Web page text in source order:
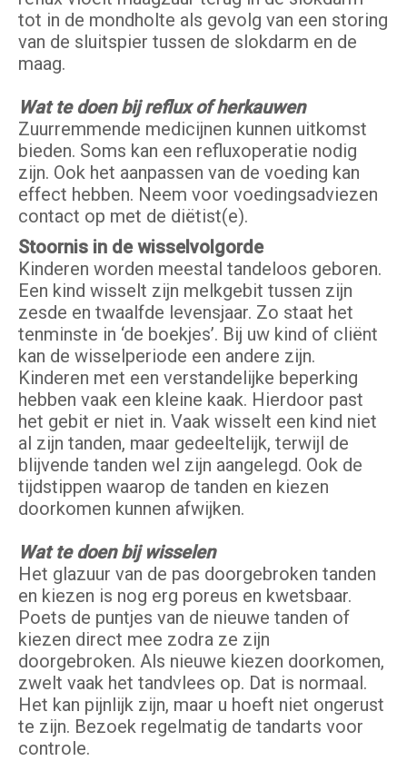
tot in de mondholte als gevolg van een storing
van de sluitspier tussen de slokdarm en de
maag.
Wat te doen bij reflux of herkauwen
Zuurremmende medicijnen kunnen uitkomst
bieden. Soms kan een refluxoperatie nodig
zijn. Ook het aanpassen van de voeding kan
effect hebben. Neem voor voedingsadviezen
contact op met de diëtist(e).
Stoornis in de wisselvolgorde
Kinderen worden meestal tandeloos geboren.
Een kind wisselt zijn melkgebit tussen zijn
zesde en twaalfde levensjaar. Zo staat het
tenminste in ‘de boekjes’. Bij uw kind of cliënt
kan de wisselperiode een andere zijn.
Kinderen met een verstandelijke beperking
hebben vaak een kleine kaak. Hierdoor past
het gebit er niet in. Vaak wisselt een kind niet
al zijn tanden, maar gedeeltelijk, terwijl de
blijvende tanden wel zijn aangelegd. Ook de
tijdstippen waarop de tanden en kiezen
doorkomen kunnen afwijken.
Wat te doen bij wisselen
Het glazuur van de pas doorgebroken tanden
en kiezen is nog erg poreus en kwetsbaar.
Poets de puntjes van de nieuwe tanden of
kiezen direct mee zodra ze zijn
doorgebroken. Als nieuwe kiezen doorkomen,
zwelt vaak het tandvlees op. Dat is normaal.
Het kan pijnlijk zijn, maar u hoeft niet ongerust
te zijn. Bezoek regelmatig de tandarts voor
controle.